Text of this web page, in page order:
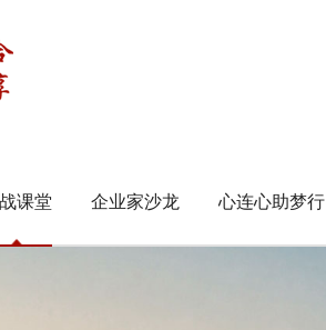
课堂 企业家沙龙 心连心助梦行